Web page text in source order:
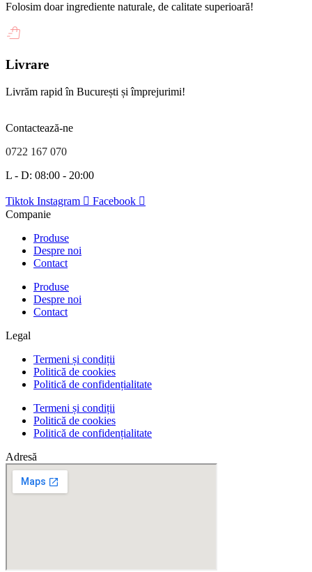
Folosim doar ingrediente naturale, de calitate superioară!
Livrare
Livrăm rapid în București și împrejurimi!
Contactează-ne
0722 167 070
L - D: 08:00 - 20:00
Tiktok Instagram
Facebook
Companie
Produse
Despre noi
Contact
Produse
Despre noi
Contact
Legal
Termeni și condiții
Politică de cookies
Politică de confidențialitate
Termeni și condiții
Politică de cookies
Politică de confidențialitate
Adresă